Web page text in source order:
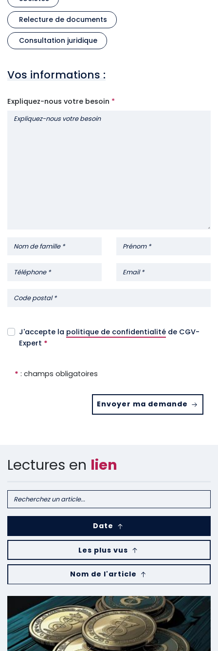
Relecture de documents
Consultation juridique
Vos informations :
Expliquez-nous votre besoin
J'accepte la politique de confidentialité de CGV-
Expert *
* : champs obligatoires
Envoyer ma demande
Lectures en lien
Date
Les plus vus
Nom de l'article